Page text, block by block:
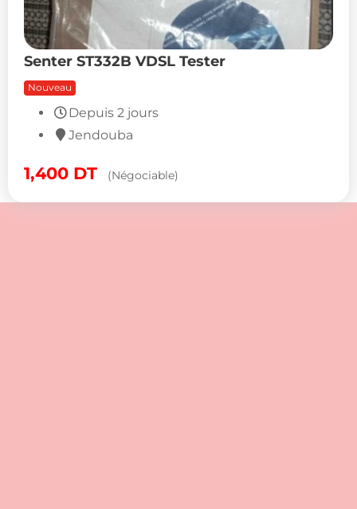
Nouveau
1,400 DT (Négociable)